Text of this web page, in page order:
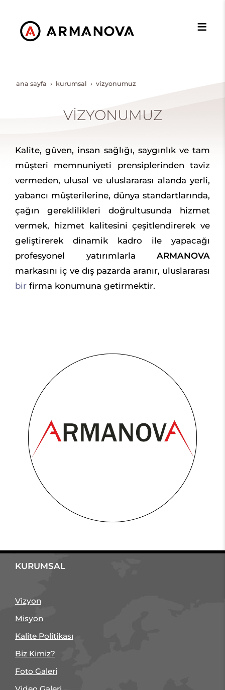
ana sayfa kurumsal vi̇zyonumuz
VİZYONUMUZ
Kalite, güven, insan sağlığı, saygınlık ve tam
müşteri memnuniyeti prensiplerinden taviz
vermeden, ulusal ve uluslararası alanda yerli,
yabancı müşterilerine, dünya standartlarında,
çağın gereklilikleri doğrultusunda hizmet
vermek, hizmet kalitesini çeşitlendirerek ve
geliştirerek dinamik kadro ile yapacağı
profesyonel yatırımlarla ARMANOVA
markasını iç ve dış pazarda aranır, uluslararası
bir firma konumuna getirmektir.
KURUMSAL
Vizyon
Misyon
Kalite Politikası
Biz Kimiz?
Foto Galeri